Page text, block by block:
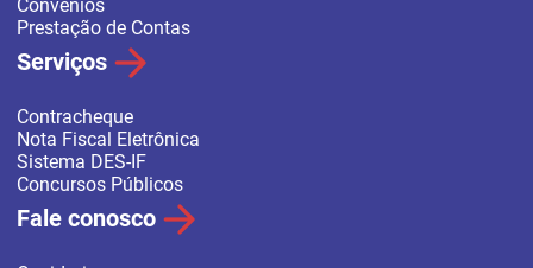
Convênios
Prestação de Contas
Serviços
Contracheque
Nota Fiscal Eletrônica
Sistema DES-IF
Concursos Públicos
Fale conosco